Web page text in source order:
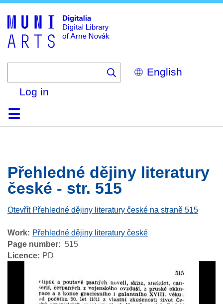
Select
your
Log in
HomeBrowse
Search
About
HelpContactDigitalia
Přehledné dějiny literatury
české - str. 515
Otevřít Přehledné dějiny literatury české na straně 515
Work
Přehledné dějiny literatury české
Page number
515
Licence
PD